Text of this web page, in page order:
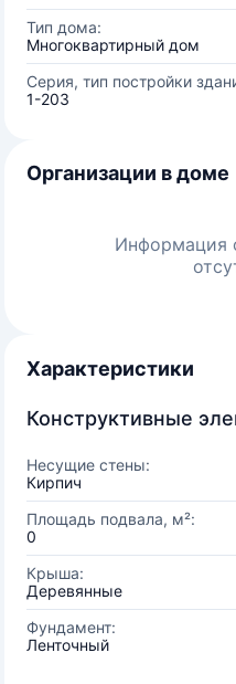
Тип дома:
Многоквартирный дом
Серия, тип постройки
1-203
Организации в доме
Информация
Характеристики
Конструктивные
Несущие стены:
Кирпич
Площадь подвала, м²:
0
Крыша:
Деревянные
Фундамент:
Ленточный